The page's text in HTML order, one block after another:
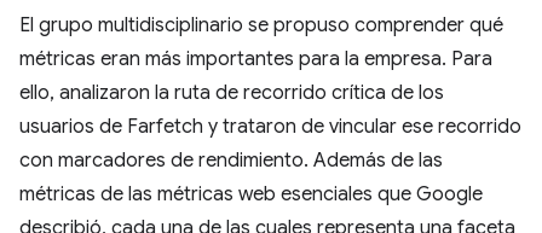
El grupo multidisciplinario se propuso comprender qué
métricas eran más importantes para la empresa. Para
ello, analizaron la ruta de recorrido crítica de los
usuarios de Farfetch y trataron de vincular ese recorrido
con marcadores de rendimiento. Además de las
métricas de las métricas web esenciales que Google
describió, cada una de las cuales representa una faceta